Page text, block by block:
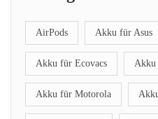
AirPods Akku für Asus
Akku für Ecovacs Akku
Akku für Motorola